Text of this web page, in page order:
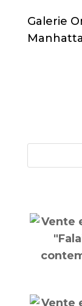
Galerie